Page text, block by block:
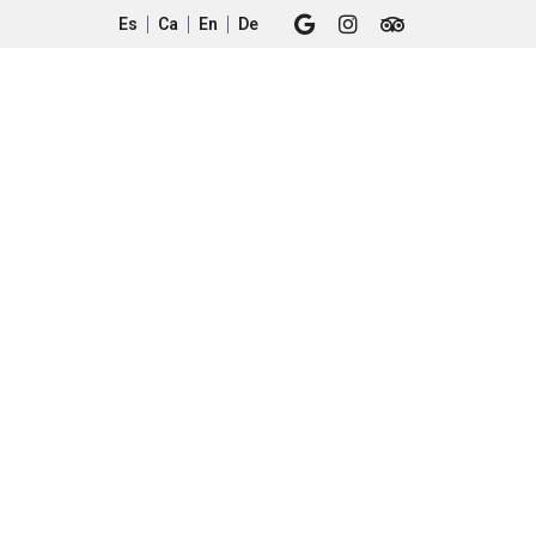
Es Ca En De